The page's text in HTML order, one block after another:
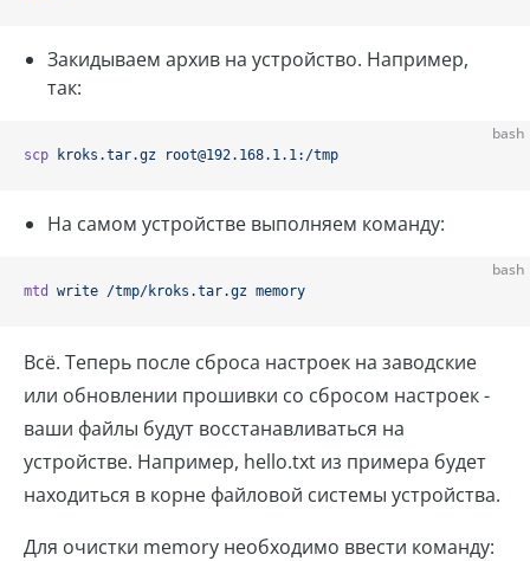
Закидываем архив на устройство. Например,
так:
bash
scp kroks.tar.gz root@192.168.1.1:/tmp
На самом устройстве выполняем команду:
bash
mtd write /tmp/kroks.tar.gz memory
Всё. Теперь после сброса настроек на заводские
или обновлении прошивки со сбросом настроек -
ваши файлы будут восстанавливаться на
устройстве. Например, hello.txt из примера будет
находиться в корне файловой системы устройства.
Для очистки memory необходимо ввести команду: